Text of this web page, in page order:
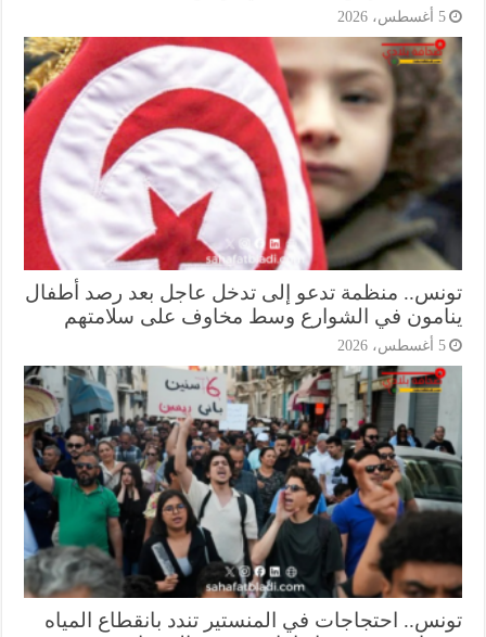
منظمة تدعو إلى تدخل عاجل بعد رصد أطفال
في الشوارع وسط مخاوف على سلامتهم
احتجاجات في المنستير تندد بانقطاع المياه